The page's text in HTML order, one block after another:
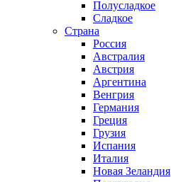
Полусладкое
Сладкое
Страна
Россия
Австралия
Австрия
Аргентина
Венгрия
Германия
Греция
Грузия
Испания
Италия
Новая Зеландия